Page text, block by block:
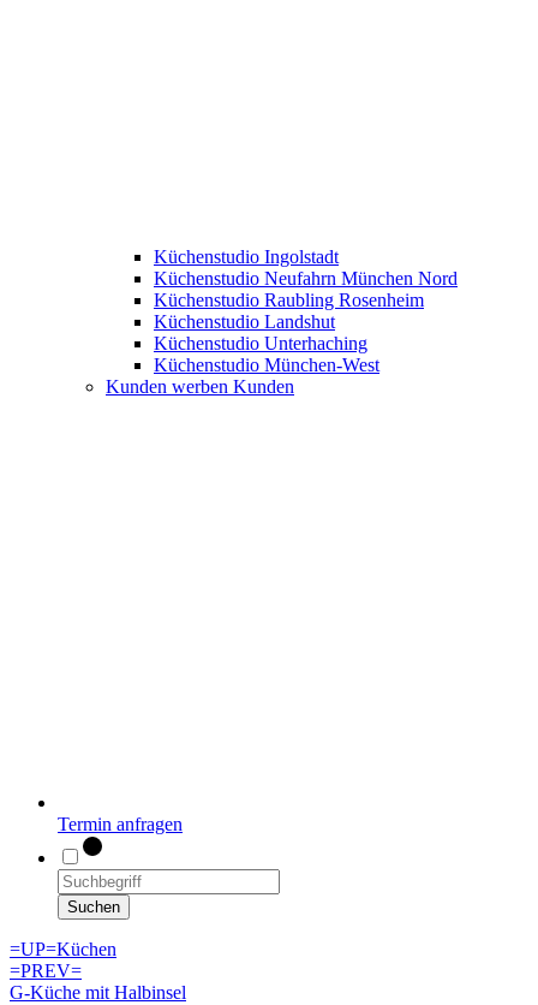
Küchenstudio Ingolstadt
Küchenstudio Neufahrn München Nord
Küchenstudio Raubling Rosenheim
Küchenstudio Landshut
Küchenstudio Unterhaching
Küchenstudio München-West
Kunden werben Kunden
Termin anfragen
Suchen
=UP=Küchen
=PREV=
G-Küche mit Halbinsel